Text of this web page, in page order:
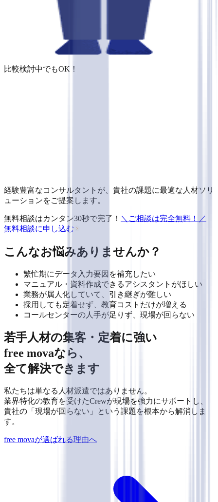
比較検討中でもOK！
経験豊富なコンサルタントが、貴社の課題に最適な人材ソリ
ューションをご提案します。
無料相談はカンタン30秒で完了！ ＼ご相談は完全無料！／
無料相談に申し込む
こんなお悩みありませんか？
繁忙期にデータ入力要因 を補充したい
マニュアル・資料作成できるアシスタント がほしい
業務が属人化していて、 引き継ぎが難しい
採用 しても定着せず、教育コスト だけが増える
コールセンターの 人手が足りず、現場が回らない
若手人材の集客・定着に強い
free movaなら、
全て解決できます
私たちは単なる人材派遣ではありません。
業界特化の教育を受けたCrewが現場を強力にサポートし、
貴社の「現場が回らない」という課題を根本から解消しま
す。
free movaが選ばれる理由へ